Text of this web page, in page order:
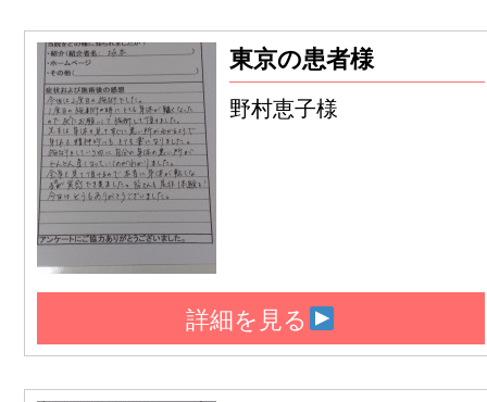
東京の患者様
野村恵子様
詳細を見る